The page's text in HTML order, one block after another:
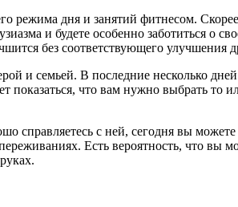
режима дня и занятий фитнесом.
и будете особенно заботиться о
без соответствующего улучшения
и семьей. В последние несколько
показаться, что вам нужно выбрать то
справляетесь с ней, сегодня вы
Есть вероятность, что вы